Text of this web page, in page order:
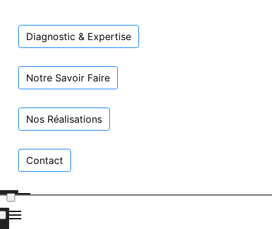
Diagnostic & Expertise
Notre Savoir Faire
Nos Réalisations
Contact